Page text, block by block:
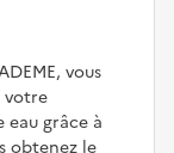
vous
votre
grâce à